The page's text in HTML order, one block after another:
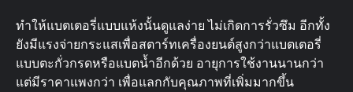
ทำให้แบตเตอรี่แบบแห้งนั้นดูแลง่าย ไม่เกิดการรั่วซึม อีกทั้ง
ยังมีแรงจ่ายกระแสเพื่อสตาร์ทเครื่องยนต์สูงกว่าแบตเตอรี่
แบบตะกั่วกรดหรือแบตน้ำอีกด้วย อายุการใช้งานนานกว่า
แต่มีราคาแพงกว่า เพื่อแลกกับคุณภาพที่เพิ่มมากขึ้น